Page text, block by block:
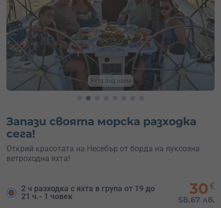
Ветроходна яхта
Запази своята морска разходка
сега!
Открий красотата на Несебър от борда на луксозна
ветроходна яхта!
2 ч разходка с яхта в група от 19 до
21 ч.- 1 човек
30 €
58.67 лв.